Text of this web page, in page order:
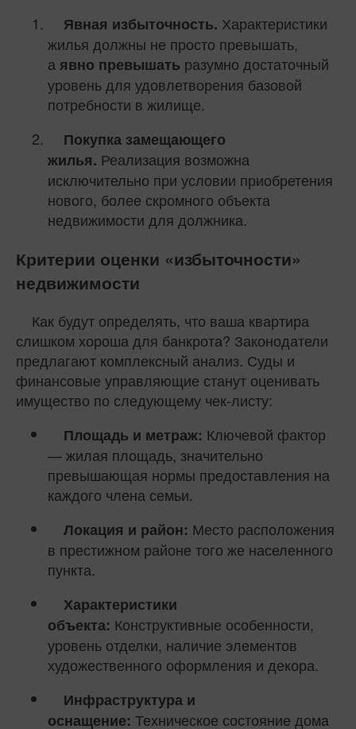
Явная избыточность. Характеристики
жилья должны не просто превышать,
а явно превышать разумно достаточный
уровень для удовлетворения базовой
потребности в жилище.
Покупка замещающего
жилья. Реализация возможна
исключительно при условии приобретения
нового, более скромного объекта
недвижимости для должника.
Критерии оценки «избыточности»
недвижимости
Как будут определять, что ваша квартира
слишком хороша для банкрота? Законодатели
предлагают комплексный анализ. Суды и
финансовые управляющие станут оценивать
имущество по следующему чек-листу:
Площадь и метраж: Ключевой фактор
— жилая площадь, значительно
превышающая нормы предоставления на
каждого члена семьи.
Локация и район: Место расположения
в престижном районе того же населенного
пункта.
Характеристики
объекта: Конструктивные особенности,
уровень отделки, наличие элементов
художественного оформления и декора.
Инфраструктура и
оснащение: Техническое состояние дома